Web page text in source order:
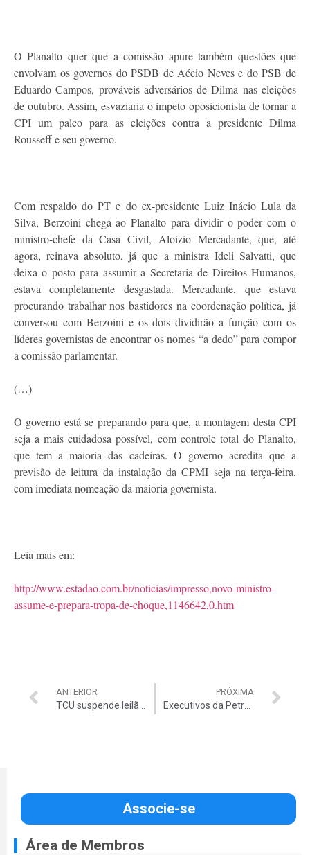
O Planalto quer que a comissão apure também questões que
envolvam os governos do PSDB de Aécio Neves e do PSB de
Eduardo Campos, prováveis adversários de Dilma nas eleições
de outubro. Assim, esvaziaria o ímpeto oposicionista de tornar a
CPI um palco para as eleições contra a presidente Dilma
Rousseff e seu governo.
Com respaldo do PT e do ex-presidente Luiz Inácio Lula da
Silva, Berzoini chega ao Planalto para dividir o poder com o
ministro-chefe da Casa Civil, Aloizio Mercadante, que, até
agora, reinava absoluto, já que a ministra Ideli Salvatti, que
deixa o posto para assumir a Secretaria de Direitos Humanos,
estava completamente desgastada. Mercadante, que estava
procurando trabalhar nos bastidores na coordenação política, já
conversou com Berzoini e os dois dividirão a função com os
líderes governistas de encontrar os nomes “a dedo” para compor
a comissão parlamentar.
(…)
O governo está se preparando para que, a montagem desta CPI
seja a mais cuidadosa possível, com controle total do Planalto,
que tem a maioria das cadeiras. O governo acredita que a
previsão de leitura da instalação da CPMI seja na terça-feira,
com imediata nomeação da maioria governista.
Leia mais em:
http://www.estadao.com.br/noticias/impresso,novo-ministro-
assume-e-prepara-tropa-de-choque,1146642,0.htm
ANTERIOR PRÓXIMA
Executivos da Petrobrás ‘faziam muita besteira’
Associe-se
Área de Membros